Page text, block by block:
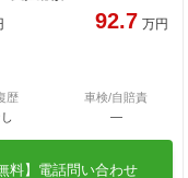
92.7 万円
歴
車検/自賠責
―
無料】電話問い合わせ